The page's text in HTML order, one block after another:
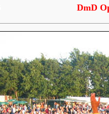
DmD